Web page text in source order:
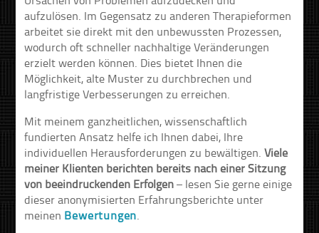
aufzulösen. Im Gegensatz zu anderen Therapieformen
arbeitet sie direkt mit den unbewussten Prozessen,
wodurch oft schneller nachhaltige Veränderungen
erzielt werden können. Dies bietet Ihnen die
Möglichkeit, alte Muster zu durchbrechen und
langfristige Verbesserungen zu erreichen.
Mit meinem ganzheitlichen, wissenschaftlich
fundierten Ansatz helfe ich Ihnen dabei, Ihre
individuellen Herausforderungen zu bewältigen.Viele
meiner Klienten berichten bereits nach einer Sitzung
von beeindruckenden Erfolgen– lesen Sie gerne einige
dieser anonymisierten Erfahrungsberichte unter
meinen Bewertungen.